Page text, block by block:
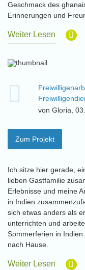
Geschmack des
Erinnerungen und
Weiter Lesen
von Gloria,
Zum Projekt
Ich sitze hier gerade,
lieben Gastfamilie
Erlebnisse und meine
in Indien
sich etwas anders als
unterrichten und
Sommerferien in
nach Hause.
Weiter Lesen